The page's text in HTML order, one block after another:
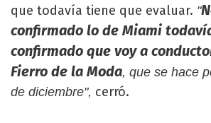
que todavía tiene que evaluar. "
confirmado lo de Miami
confirmado que voy a
Fierro de la Moda, que se hace
de diciembre", cerró.